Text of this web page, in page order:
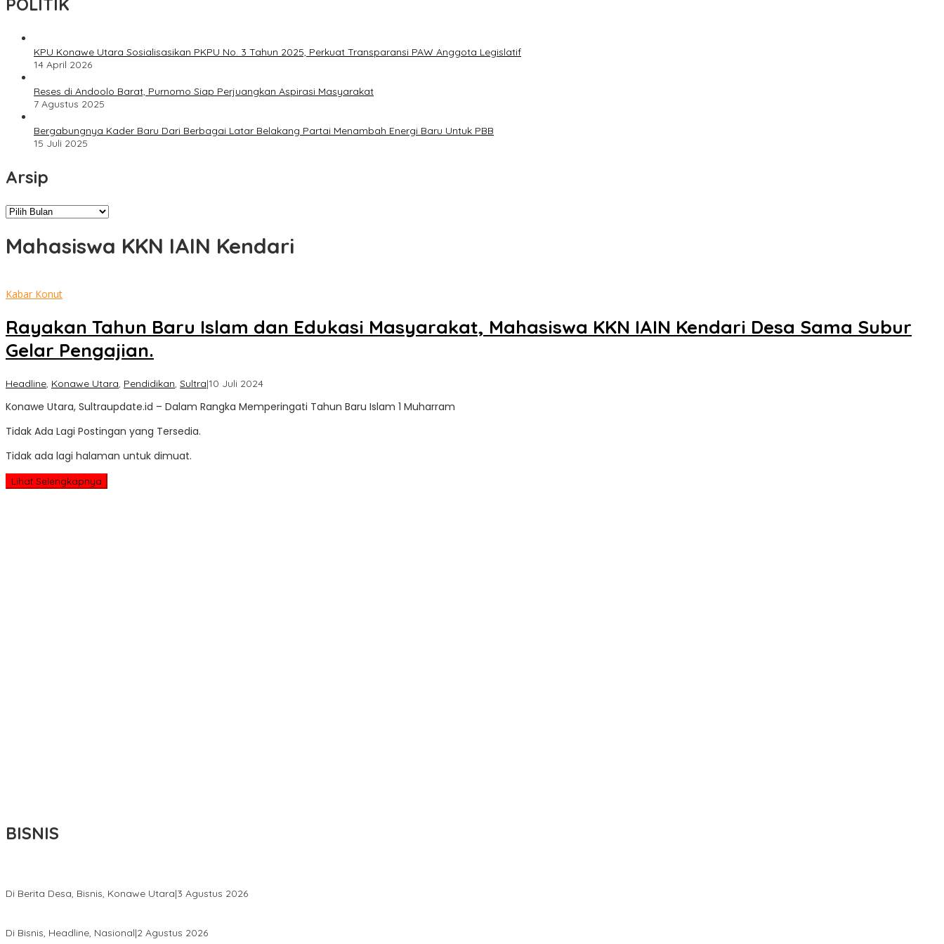
POLITIK
KPU Konawe Utara Sosialisasikan PKPU No. 3 Tahun 2025, Perkuat Transparansi PAW Anggota Legislatif
14 April 2026
Reses di Andoolo Barat, Purnomo Siap Perjuangkan Aspirasi Masyarakat
7 Agustus 2025
Bergabungnya Kader Baru Dari Berbagai Latar Belakang Partai Menambah Energi Baru Untuk PBB
15 Juli 2025
Arsip
Arsip
Mahasiswa KKN IAIN Kendari
Kabar Konut
Rayakan Tahun Baru Islam dan Edukasi Masyarakat, Mahasiswa KKN IAIN Kendari Desa Sama Subur
Gelar Pengajian.
Headline, Konawe Utara, Pendidikan, Sultra|10 Juli 2024oleh
Update
Konawe Utara, Sultraupdate.id – Dalam Rangka Memperingati Tahun Baru Islam 1 Muharram
Tidak Ada Lagi Postingan yang Tersedia.
Tidak ada lagi halaman untuk dimuat.
Lihat Selengkapnya
BISNIS
Di Berita Desa, Bisnis, Konawe Utara|3 Agustus 2026
Di Bisnis, Headline, Nasional|2 Agustus 2026